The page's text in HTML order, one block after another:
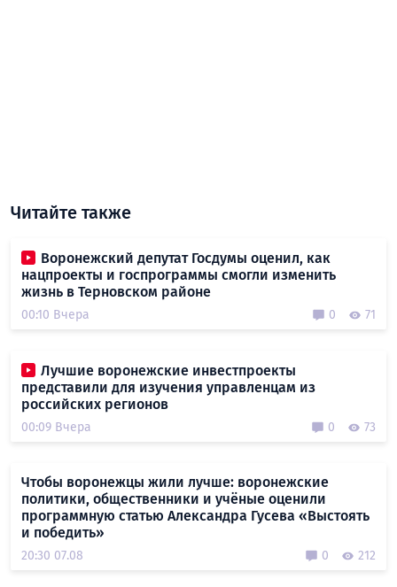
Читайте также
Воронежский депутат Госдумы оценил, как
нацпроекты и госпрограммы смогли изменить
жизнь в Терновском районе
00:10 Вчера 0 71
Лучшие воронежские инвестпроекты
представили для изучения управленцам из
российских регионов
00:09 Вчера 0 73
Чтобы воронежцы жили лучше: воронежские
политики, общественники и учёные оценили
программную статью Александра Гусева «Выстоять
и победить»
20:30 07.08 0 212